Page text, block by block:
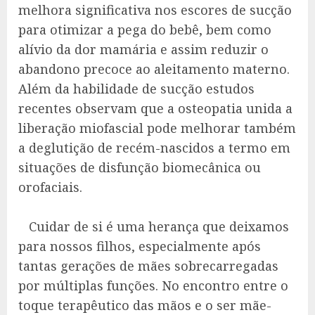
melhora significativa nos escores de sucção
para otimizar a pega do bebê, bem como
alívio da dor mamária e assim reduzir o
abandono precoce ao aleitamento materno.
Além da habilidade de sucção estudos
recentes observam que a osteopatia unida a
liberação miofascial pode melhorar também
a deglutição de recém-nascidos a termo em
situações de disfunção biomecânica ou
orofaciais.
Cuidar de si é uma herança que deixamos
para nossos filhos, especialmente após
tantas gerações de mães sobrecarregadas
por múltiplas funções. No encontro entre o
toque terapêutico das mãos e o ser mãe-